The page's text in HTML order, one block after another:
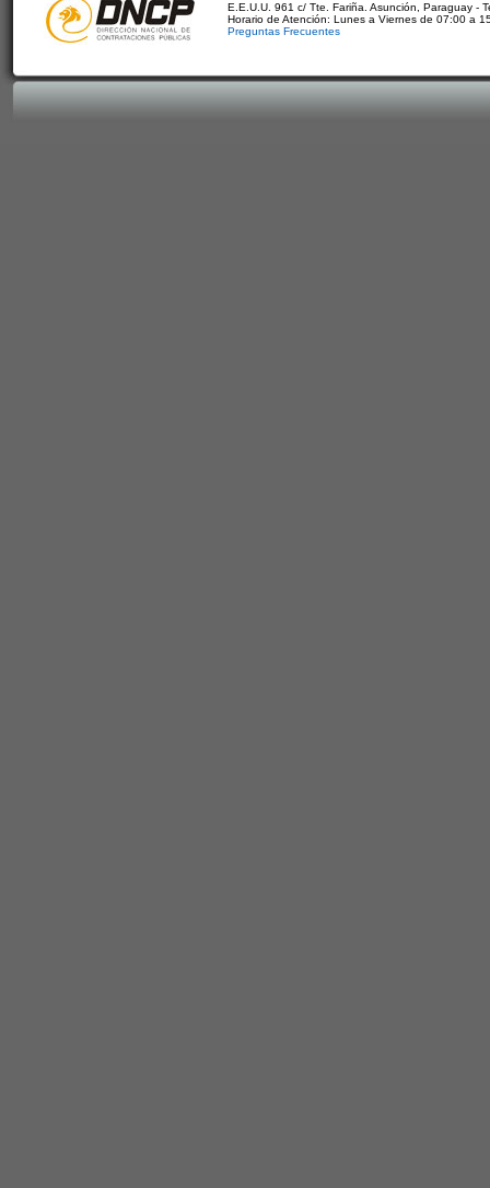
E.E.U.U. 961 c/ Tte. Fariña. Asunción, Paraguay -
Horario de Atención: Lunes a Viernes de 07:00 a
Preguntas Frecuentes